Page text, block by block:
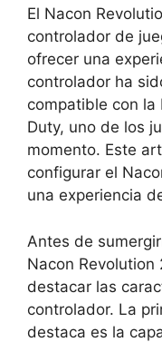
El Nacon
controlador de
ofrecer una
controlador ha
compatible con la
Duty, uno de los
momento. Este
configurar el
una experiencia
Antes de
Nacon Revolution
destacar las
controlador. La
destaca es la